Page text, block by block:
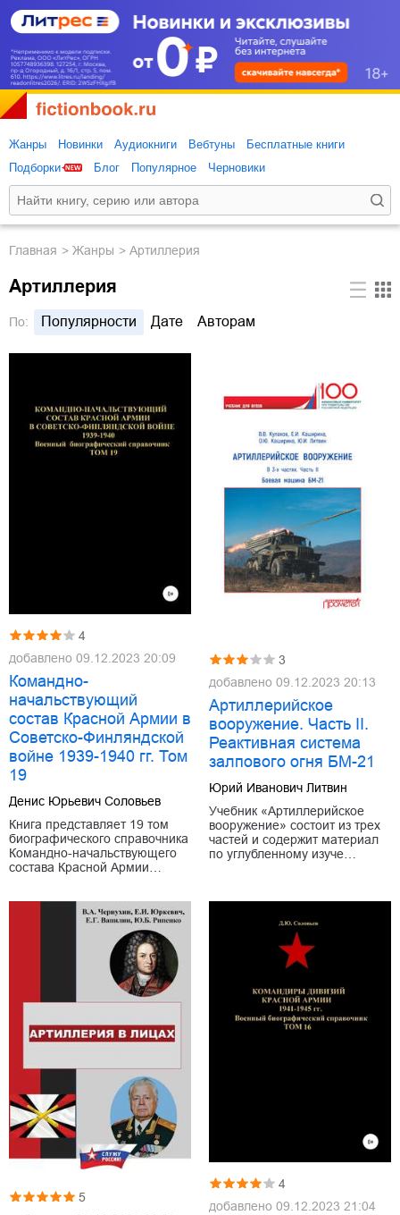
Жанры Новинки Аудиокниги Вебтуны
Бесплатные книги
Подборки
Блог Популярное Черновики
Главная Жанры Артиллерия
Артиллерия
По: Популярности Дате Авторам
4
добавлено 09.12.2023 20:09
Командно-
начальствующий
состав Красной Армии в
Советско-Финляндской
войне 1939-1940 гг. Том
19
Денис Юрьевич Соловьев
Книга представляет 19 том
биографического справочника
Командно-начальствующего
состава Красной Армии…
3
добавлено 09.12.2023 20:13
Артиллерийское
вооружение. Часть II.
Реактивная система
залпового огня БМ-21
Юрий Иванович Литвин
Учебник «Артиллерийское
вооружение» состоит из трех
частей и содержит материал
по углубленному изуче…
5
4
добавлено 09.12.2023 21:04